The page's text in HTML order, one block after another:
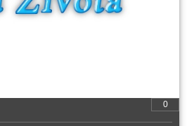
0